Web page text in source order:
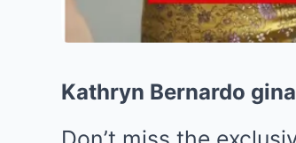
Kathryn Bernardo